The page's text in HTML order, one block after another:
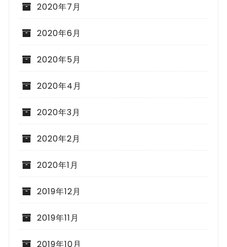
2020年7月
2020年6月
2020年5月
2020年4月
2020年3月
2020年2月
2020年1月
2019年12月
2019年11月
2019年10月